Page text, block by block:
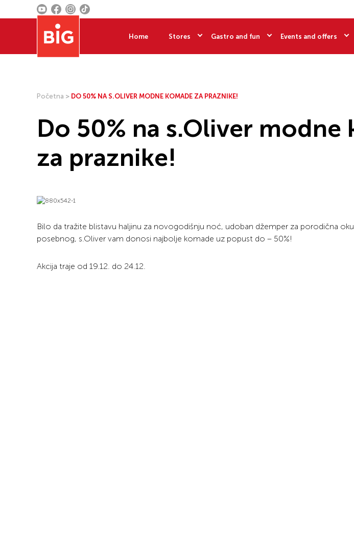
Home Stores Gastro and fun Events and offers
Početna > DO 50% NA S.OLIVER MODNE KOMADE ZA PRAZNIKE!
Do 50% na s.Oliver modne
za praznike!
Bilo da tražite blistavu haljinu za novogodišnju noć, udoban džemper za porodična
posebnog, s.Oliver vam donosi najbolje komade uz popust do – 50%!
Akcija traje od 19.12. do 24.12.